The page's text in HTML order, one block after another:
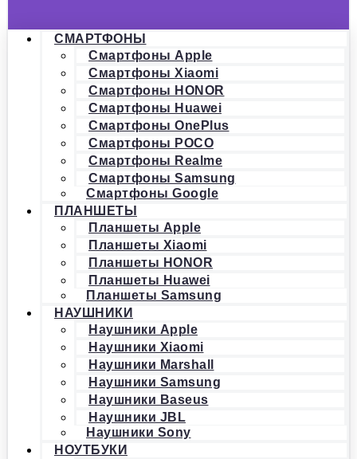
СМАРТФОНЫ
Смартфоны Apple
Смартфоны Xiaomi
Смартфоны HONOR
Смартфоны Huawei
Смартфоны OnePlus
Смартфоны POCO
Смартфоны Realme
Смартфоны Samsung
Смартфоны Google
ПЛАНШЕТЫ
Планшеты Apple
Планшеты Xiaomi
Планшеты HONOR
Планшеты Huawei
Планшеты Samsung
НАУШНИКИ
Наушники Apple
Наушники Xiaomi
Наушники Marshall
Наушники Samsung
Наушники Baseus
Наушники JBL
Наушники Sony
НОУТБУКИ